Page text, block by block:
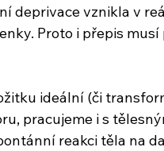
deprivace vznikla v
Proto i přepis
ideální (či
pracujeme i s
reakci těla na